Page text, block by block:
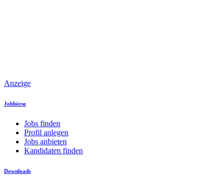
Anzeige
Jobbörse
Jobs finden
Profil anlegen
Jobs anbieten
Kandidaten finden
Downloads